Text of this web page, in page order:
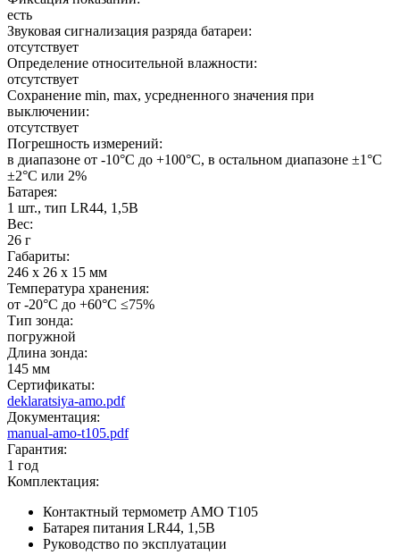
есть
Звуковая сигнализация разряда батареи:
отсутствует
Определение относительной влажности:
отсутствует
Сохранение min, max, усредненного значения при
выключении:
отсутствует
Погрешность измерений:
в диапазоне от -10°С до +100°С, в остальном диапазоне ±1°С
±2°С или 2%
Батарея:
1 шт., тип LR44, 1,5В
Вес:
26 г
Габариты:
246 x 26 х 15 мм
Температура хранения:
от -20°С до +60°С ≤75%
Тип зонда:
погружной
Длина зонда:
145 мм
Сертификаты:
deklaratsiya-amo.pdf
Документация:
manual-amo-t105.pdf
Гарантия:
1 год
Комплектация:
Контактный термометр AMO T105
Батарея питания LR44, 1,5В
Руководство по эксплуатации